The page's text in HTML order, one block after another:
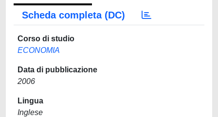
Scheda completa (DC)
Corso di studio
ECONOMIA
Data di pubblicazione
2006
Lingua
Inglese